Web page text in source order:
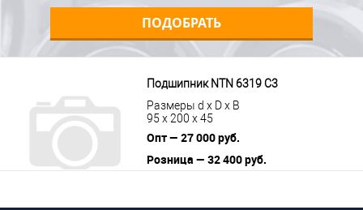
ПОДОБРАТЬ
Подшипник NTN 6319 C3
Размеры d x D x B
95 x 200 x 45
Опт — 27 000 руб.
Розница — 32 400 руб.